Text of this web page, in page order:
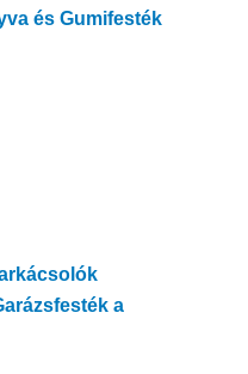
és Gumifesték
a